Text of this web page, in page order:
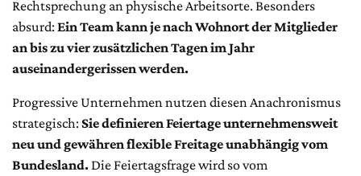
Rechtsprechung an physische Arbeitsorte. Besonders
absurd:Ein Team kann je nach Wohnort der Mitglieder
an bis zu vier zusätzlichen Tagen im Jahr
auseinandergerissen werden.
Progressive Unternehmen nutzen diesen Anachronismus
strategisch:Sie definieren Feiertage unternehmensweit
neu und gewähren flexible Freitage unabhängig vom
Bundesland. Die Feiertagsfrage wird so vom